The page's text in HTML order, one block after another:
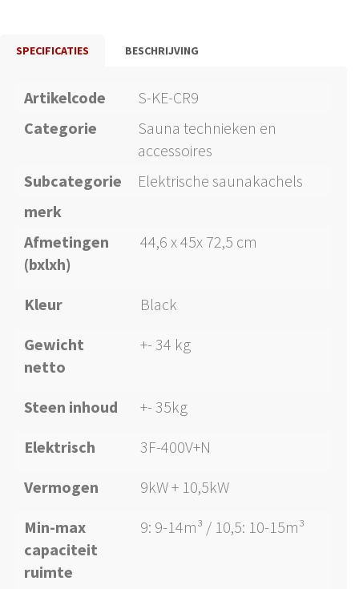
SPECIFICATIES BESCHRIJVING
Artikelcode
S-KE-CR9
Categorie
Sauna technieken en
accessoires
Subcategorie
Elektrische saunakachels
merk
Afmetingen
(bxlxh)
44,6 x 45x 72,5 cm
Kleur
Black
Gewicht
netto
+- 34 kg
Steen inhoud
+- 35kg
Elektrisch
3F-400V+N
Vermogen
9kW + 10,5kW
Min-max
capaciteit
ruimte
9: 9-14m³ / 10,5: 10-15m³